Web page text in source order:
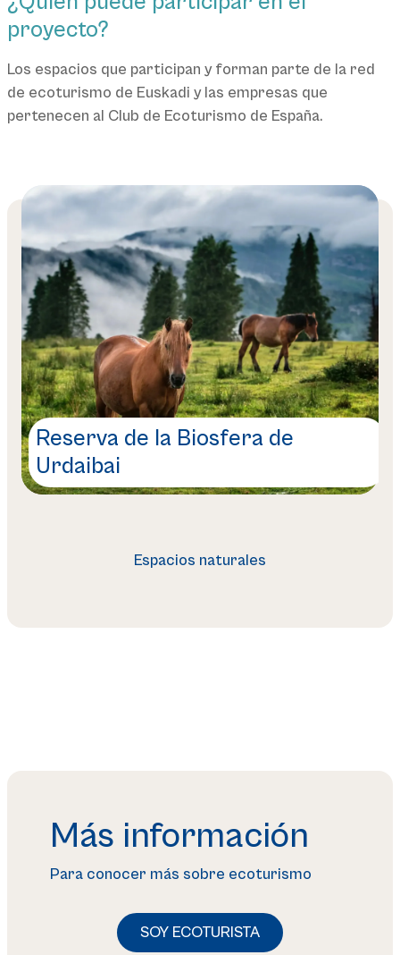
proyecto?
Los espacios que participan y forman parte de la red
de ecoturismo de Euskadi y las empresas que
pertenecen al Club de Ecoturismo de España.
Biotopo protegido de Leitzaran
Reserva de la Biosfera de
Urdaibai
Geoparque de la Costa Vasca
Espacios naturales
Más información
Para conocer más sobre ecoturismo
SOY ECOTURISTA